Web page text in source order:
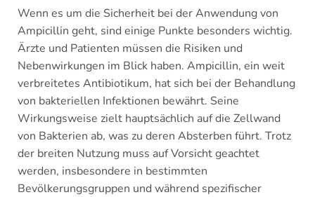
Wenn es um die Sicherheit bei der Anwendung von
Ampicillin geht, sind einige Punkte besonders wichtig.
Ärzte und Patienten müssen die Risiken und
Nebenwirkungen im Blick haben. Ampicillin, ein weit
verbreitetes Antibiotikum, hat sich bei der Behandlung
von bakteriellen Infektionen bewährt. Seine
Wirkungsweise zielt hauptsächlich auf die Zellwand
von Bakterien ab, was zu deren Absterben führt. Trotz
der breiten Nutzung muss auf Vorsicht geachtet
werden, insbesondere in bestimmten
Bevölkerungsgruppen und während spezifischer